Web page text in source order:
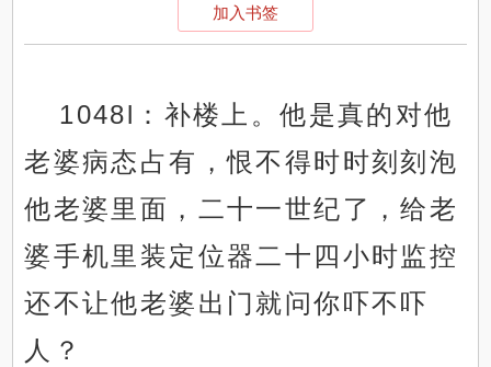
加入书签
1048l：补楼上。他是真的对他
老婆病态占有，恨不得时时刻刻泡
他老婆里面，二十一世纪了，给老
婆手机里装定位器二十四小时监控
还不让他老婆出门就问你吓不吓
人？